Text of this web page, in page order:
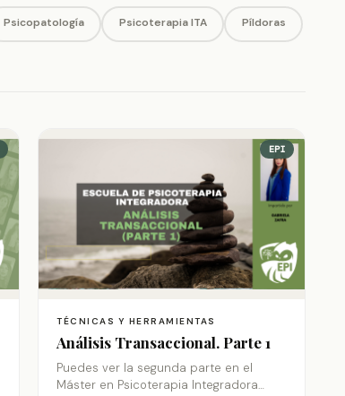
Psicopatología Psicoterapia ITA Píldoras
EPI
TÉCNICAS Y HERRAMIENTAS
Análisis Transaccional. Parte 1
Puedes ver la segunda parte en el
Máster en Psicoterapia Integradora